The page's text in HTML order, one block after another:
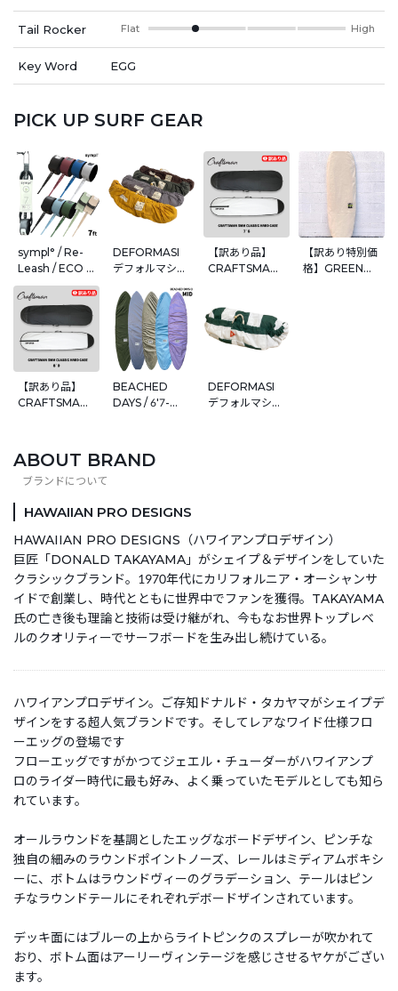
Tail Rocker Flat High
Key Word EGG
PICK UP SURF GEAR
sympl° / Re-
Leash / ECO /
PRO / LEASH
7ft 7mm シン
プル リーシュコ
ード エコ プロ
タイラーウォー
レン サーフィン
DEFORMASI
デフォルマシー
Canvas Deck
Wrap 6'5''~
8'5" デッキカバ
ー ミッドレング
ス WASABI デ
ッキラップ サー
フボードケース
【訳あり品】
CRAFTSMAN
サーフボードケ
ース 7'6 車載保
護・持ち運び対
パッド仕様 初回
250枚限定 送料
無料
【訳あり特別価
格】GREEN
【訳あり品】
CRAFTSMAN
ース 8'0 車載保
護・持ち運び対
パッド仕様 初回
無料
BEACHED
DAYS / 6'7-
DEFORMASI
デフォルマシー
ッキラップ サー
フボードケース
ABOUT BRAND
HAWAIIAN PRO DESIGNS
HAWAIIAN PRO DESIGNS（ハワイアンプロデザイン）
巨匠「DONALD TAKAYAMA」がシェイプ＆デザインをしていた
クラシックブランド。1970年代にカリフォルニア・オーシャンサ
イドで創業し、時代とともに世界中でファンを獲得。TAKAYAMA
氏の亡き後も理論と技術は受け継がれ、今もなお世界トップレベ
ルのクオリティーでサーフボードを生み出し続けている。
ハワイアンプロデザイン。ご存知ドナルド・タカヤマがシェイプデ
ザインをする超人気ブランドです。そしてレアなワイド仕様フロ
ーエッグの登場です
フローエッグですがかつてジェエル・チューダーがハワイアンプ
ロのライダー時代に最も好み、よく乗っていたモデルとしても知ら
れています。
オールラウンドを基調としたエッグなボードデザイン、ピンチな
独自の細みのラウンドポイントノーズ、レールはミディアムボキシ
ーに、ボトムはラウンドヴィーのグラデーション、テールはピン
チなラウンドテールにそれぞれデボードザインされています。
デッキ面にはブルーの上からライトピンクのスプレーが吹かれて
おり、ボトム面はアーリーヴィンテージを感じさせるヤケがござい
ます。